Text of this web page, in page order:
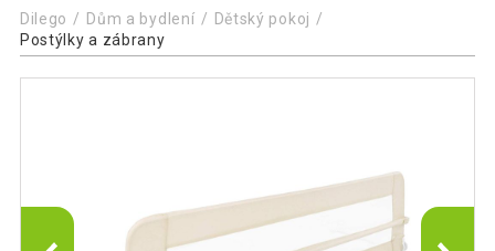
Dilego Dům a bydlení
Dětský pokoj
Postýlky a zábrany